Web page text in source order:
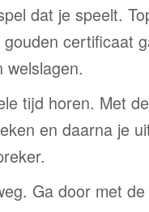
dat je speelt.
certificaat
welslagen.
tijd horen. Met
en daarna je
Ga door met